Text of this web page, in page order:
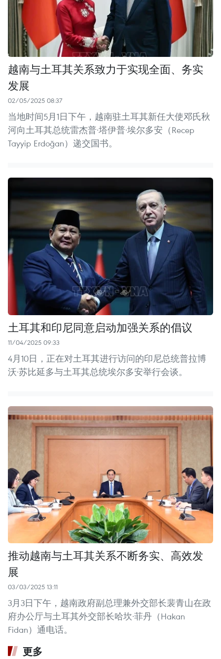
越南与土耳其关系致力于实现全面、务实
发展
02/05/2025 08:37
当地时间5月1日下午，越南驻土耳其新任大使邓氏秋
河向土耳其总统雷杰普·塔伊普·埃尔多安（Recep
Tayyip Erdoğan）递交国书。
土耳其和印尼同意启动加强关系的倡议
11/04/2025 09:33
4月10日，正在对土耳其进行访问的印尼总统普拉博
沃·苏比延多与土耳其总统埃尔多安举行会谈。
推动越南与土耳其关系不断务实、高效发
展
03/03/2025 13:11
3月3日下午，越南政府副总理兼外交部长裴青山在政
府办公厅与土耳其外交部长哈坎·菲丹（Hakan
Fidan）通电话。
更多